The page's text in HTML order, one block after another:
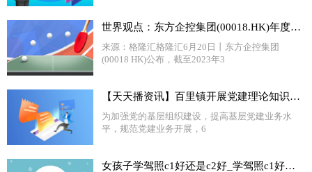
世界观点：东方企控集团(00018.HK)年度纯利微降0.11%至1.67亿港元
来源：格隆汇格隆汇6月20日丨东方企控集团
(00018 HK)公布，截至2023年3
【天天播资讯】百里镇开展党建理论知识测试“把脉”党建员业务能力
为加强党的基层组织建设，提高基层党建业务水
平，规范党建业务开展，6
女孩子学驾照c1好还是c2好_学驾照c1好还是c2好